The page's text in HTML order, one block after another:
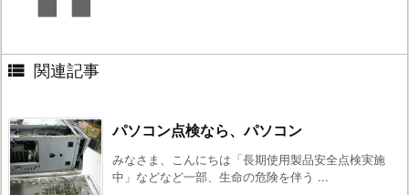
 関連記事
パソコン点検なら、パソコン
みなさま、こんにちは「長期使用製品安全点検実施
中」などなど一部、生命の危険を伴う ...